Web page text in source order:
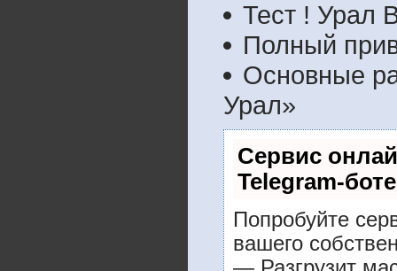
Тест ! Урал
Полный
Основные
Урал»
Сервис
Telegram-боте
Попробуйте
вашего